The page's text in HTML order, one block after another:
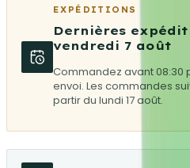
EXPÉDITIONS
Dernières
vendredi 7 août
Commandez avant 08:30
envoi. Les commandes
partir du lundi 17 août.